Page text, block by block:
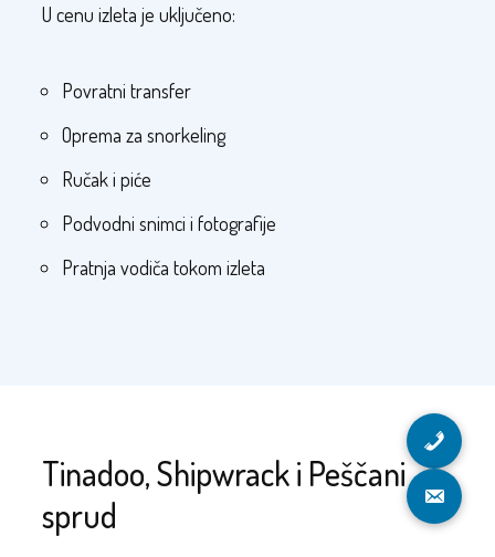
U cenu izleta je uključeno:
Povratni transfer
Oprema za snorkeling
Ručak i piće
Podvodni snimci i fotografije
Pratnja vodiča tokom izleta
Tinadoo, Shipwrack i Peščani
sprud